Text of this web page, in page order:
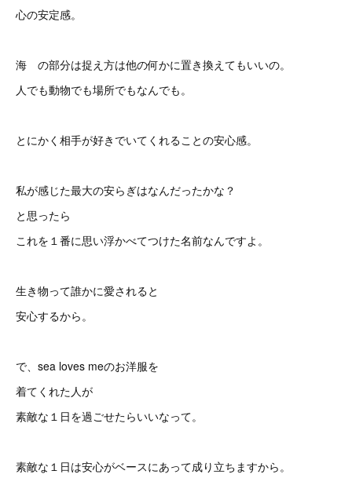
心の安定感。
海 の部分は捉え方は他の何かに置き換えてもいいの。
人でも動物でも場所でもなんでも。
とにかく相手が好きでいてくれることの安心感。
私が感じた最大の安らぎはなんだったかな？
と思ったら
これを１番に思い浮かべてつけた名前なんですよ。
生き物って誰かに愛されると
安心するから。
で、sea loves meのお洋服を
着てくれた人が
素敵な１日を過ごせたらいいなって。
素敵な１日は安心がベースにあって成り立ちますから。